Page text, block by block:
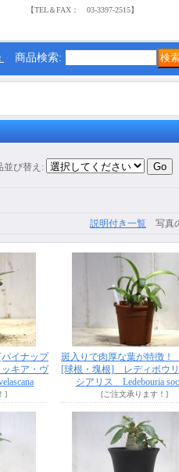
【TEL＆FAX： 03-3397-2515】
商品検索:
並び替え :
説明付き一覧 写真
イナップ
キア・ヴ
]
斑入りで肉厚な葉が特徴
[球根・塊根] レディボウ
シアリス Ledebouria
[ご注文承ります！]